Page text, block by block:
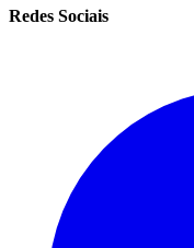
Redes Sociais